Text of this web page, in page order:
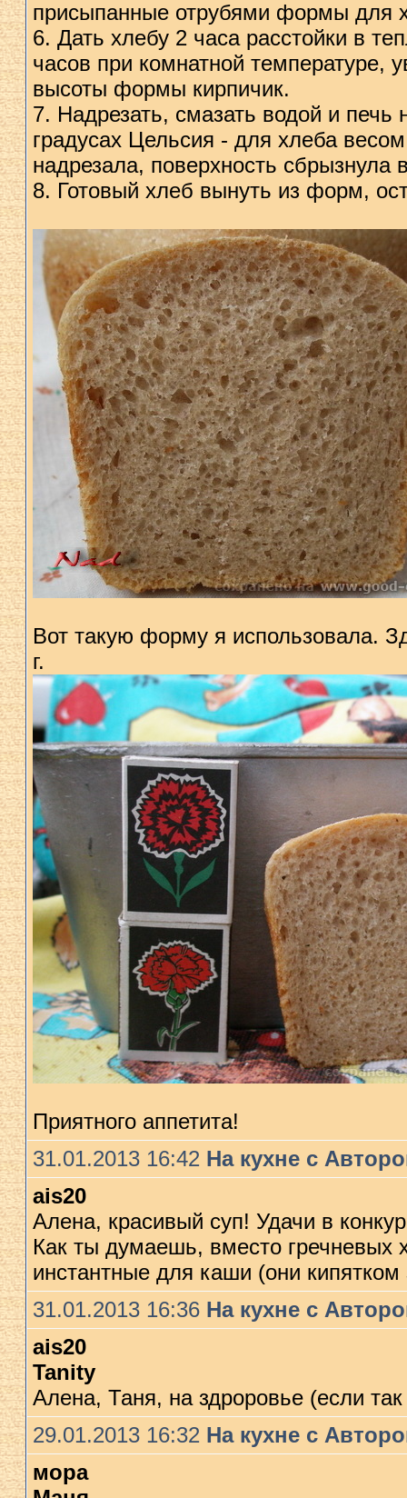
присыпанные отрубями формы для
6. Дать хлебу 2 часа расстойки в
часов при комнатной температуре,
высоты формы кирпичик.
7. Надрезать, смазать водой и
градусах Цельсия - для хлеба
надрезала, поверхность сбрызнула
8. Готовый хлеб вынуть из форм,
Вот такую форму я использовала.
г.
Приятного аппетита!
31.01.2013 16:42 На кухне с
ais20
Алена, красивый суп! Удачи в
Как ты думаешь, вместо гречневых
инстантные для каши (они
31.01.2013 16:36 На кухне с
ais20
Tanity
Алена, Таня, на здроровье (если
29.01.2013 16:32 На кухне с
мора